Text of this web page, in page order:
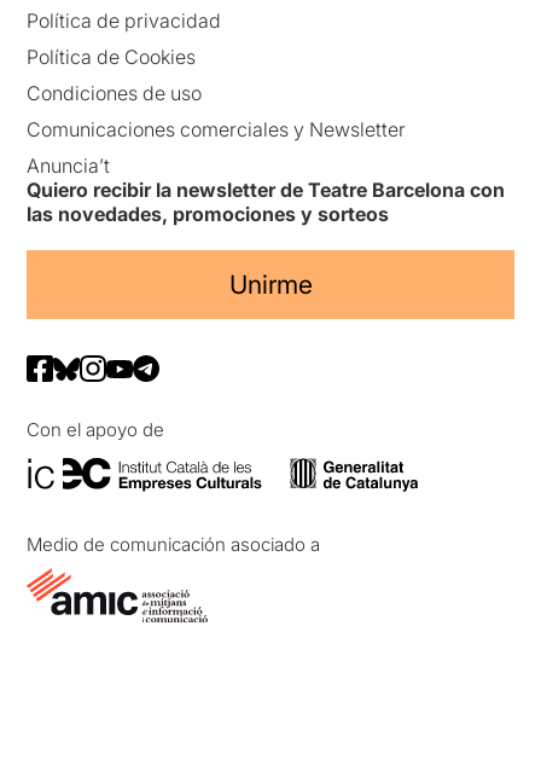
Política de privacidad
Política de Cookies
Condiciones de uso
Comunicaciones comerciales y Newsletter
Anuncia’t
Quiero recibir la newsletter de Teatre Barcelona con
las novedades, promociones y sorteos
Unirme
Con el apoyo de
Medio de comunicación asociado a